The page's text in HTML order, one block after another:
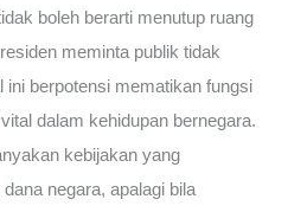
boleh berarti menutup ruang
meminta publik tidak
ini berpotensi mematikan fungsi
dalam kehidupan bernegara.
kebijakan yang
negara, apalagi bila